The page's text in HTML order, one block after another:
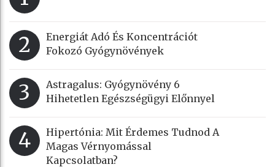
2
Energiát Adó És Koncentrációt
Fokozó Gyógynövények
3
Astragalus: Gyógynövény 6
Hihetetlen Egészségügyi Előnnyel
4
Hipertónia: Mit Érdemes Tudnod A
Magas Vérnyomással
Kapcsolatban?